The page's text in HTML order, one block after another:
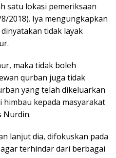
satu lokasi pemeriksaan
2018). Iya mengungkapkan
tidak layak
maka tidak boleh
qurban juga tidak
yang telah dikeluarkan
himbau kepada masyarakat
Nurdin.
lanjut dia, difokuskan pada
terhindar dari berbagai